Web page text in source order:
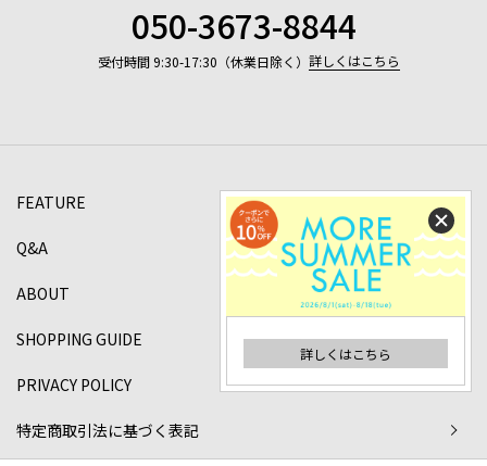
詳しくはこちら
050-3673-8844
受付時間 9:30-17:30（休業日除く） 詳しくはこちら
FEATURE
Q&A
ABOUT
SHOPPING GUIDE
PRIVACY POLICY
特定商取引法に基づく表記